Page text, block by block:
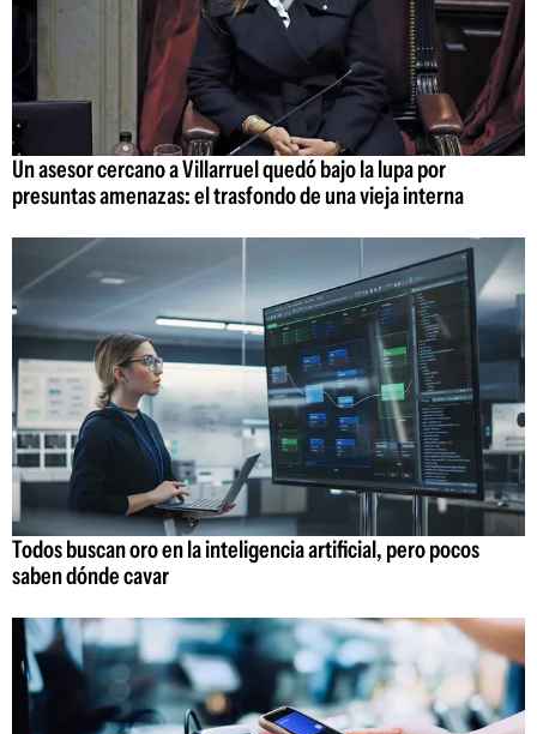
Un asesor cercano a Villarruel quedó bajo la lupa por
presuntas amenazas: el trasfondo de una vieja interna
Todos buscan oro en la inteligencia artificial, pero pocos
saben dónde cavar